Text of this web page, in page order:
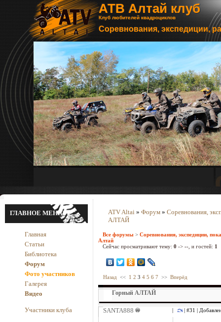
АТВ Алтай клуб
Клуб любителей квадроциклов
Соревнования, экспедиции,
ГЛАВНОЕ МЕНЮ
Главная
Статьи
Библиотека
Форум
Фото участников
Галерея
Видео
Участники клуба
ATV Altai » Форум » Соревнования,
АЛТАЙ
Все форумы > Соревнования, экспедиции,
Алтай
Сейчас просматривают тему: 0 -> -- , и гостей: 1
Назад << 1 2 3 4 5 6 7 >> Вперёд
Горный АЛТАЙ
SANTA888 | #31 |